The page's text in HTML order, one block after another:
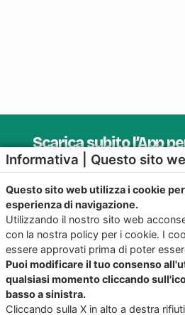
Scarica subito l’App
Provala, è
Informativa | Questo sito
Questo sito web utilizza i cookie
esperienza di navigazione.
Utilizzando il nostro sito web
con la nostra policy per i cookie. I
essere approvati prima di poter
Puoi modificare il tuo consenso
qualsiasi momento cliccando
basso a sinistra.
Cliccando sulla X in alto a destra